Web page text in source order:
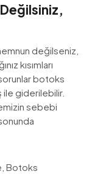
değilseniz,
kısımları
botoks
ile giderilebilir.
sebebi
Botoks